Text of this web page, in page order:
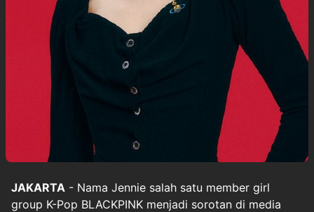
JAKARTA - Nama Jennie salah satu member girl
group K-Pop BLACKPINK menjadi sorotan di media